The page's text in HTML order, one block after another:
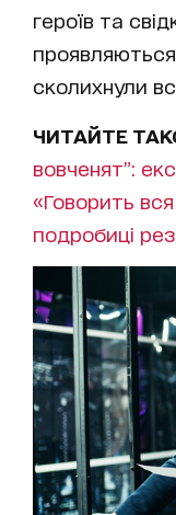
героїв та
сколихнули
ЧИТАЙТЕ
вовченят”:
«Говорить
подробиці